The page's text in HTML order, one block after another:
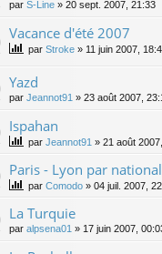
par S-Line » 20 sept. 2007, 21:33
Vacance d'été 2007
par Stroke » 11 juin 2007,
Yazd
par Jeannot91 » 23 août 2007,
Ispahan
par Jeannot91 » 21 août
Paris - Lyon par
par Comodo » 04 juil. 2007,
La Turquie
par alpsena01 » 17 juin 2007,